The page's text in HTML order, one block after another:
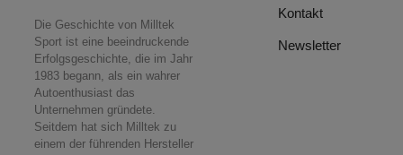
Die Geschichte von Milltek
Sport ist eine beeindruckende
Erfolgsgeschichte, die im Jahr
1983 begann, als ein wahrer
Autoenthusiast das
Unternehmen gründete.
Seitdem hat sich Milltek zu
einem der führenden Hersteller
Kontakt
Newsletter